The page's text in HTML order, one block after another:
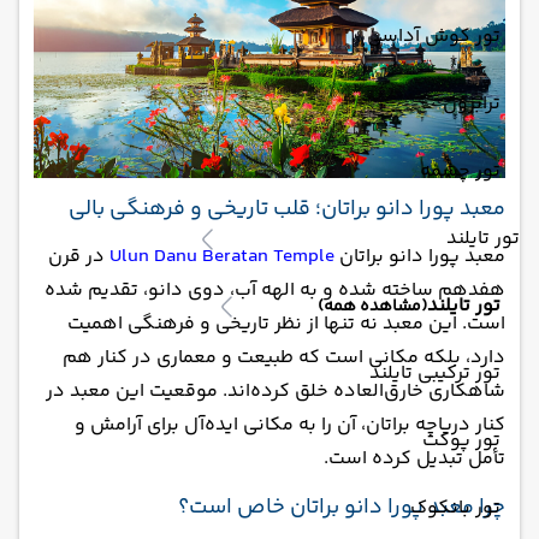
تور کوش آداسی
ترابزون
تور چشمه
تور تایلند
تور تایلند(مشاهده همه)
تور ترکیبی تایلند
تور پوکت
تور بانکوک
معبد پورا دانو براتان؛ قلب تاریخی و فرهنگی بالی
معبد پورا دانو براتان Ulun Danu Beratan Temple در قرن
هفدهم ساخته شده و به الهه آب، دوی دانو، تقدیم شده
است. این معبد نه تنها از نظر تاریخی و فرهنگی اهمیت
دارد، بلکه مکانی است که طبیعت و معماری در کنار هم
شاهکاری خارق‌العاده خلق کرده‌اند. موقعیت این معبد در
کنار دریاچه براتان، آن را به مکانی ایده‌آل برای آرامش و
تأمل تبدیل کرده است.
چرا معبد پورا دانو براتان خاص است؟